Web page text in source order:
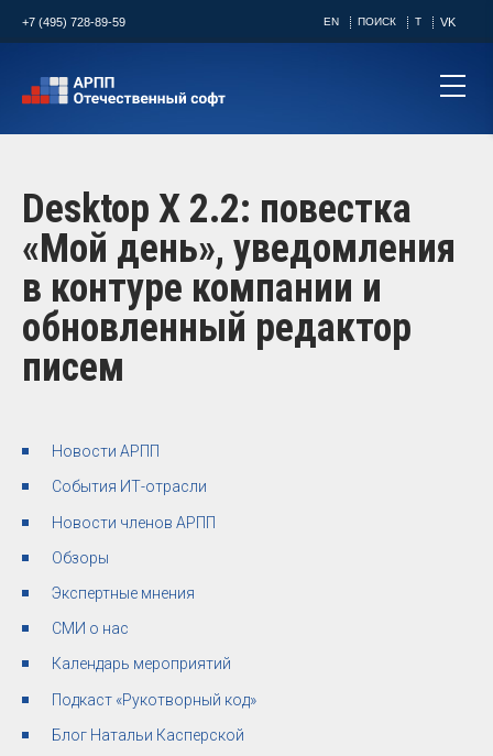
+7 (495) 728-89-59 EN ПОИСК T VK
Desktop X 2.2: повестка
«Мой день», уведомления
в контуре компании и
обновленный редактор
писем
Новости АРПП
События ИТ-отрасли
Новости членов АРПП
Обзоры
Экспертные мнения
СМИ о нас
Календарь мероприятий
Подкаст «Рукотворный код»
Блог Натальи Касперской